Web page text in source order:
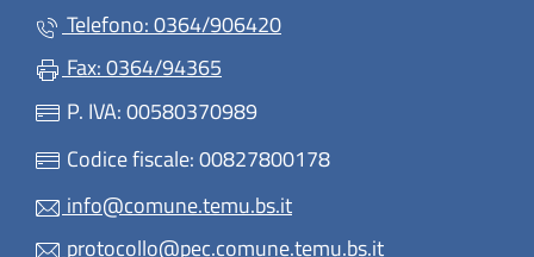
Telefono: 0364/906420
Fax: 0364/94365
P. IVA: 00580370989
Codice fiscale: 00827800178
info@comune.temu.bs.it
protocollo@pec.comune.temu.bs.it